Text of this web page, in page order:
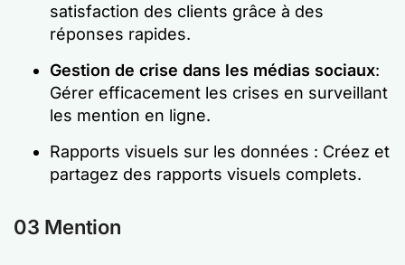
satisfaction des clients grâce à des
réponses rapides.
Gestion de crise dans les médias sociaux:
Gérer efficacement les crises en surveillant
les mention en ligne.
Rapports visuels sur les données : Créez et
partagez des rapports visuels complets.
03 Mention